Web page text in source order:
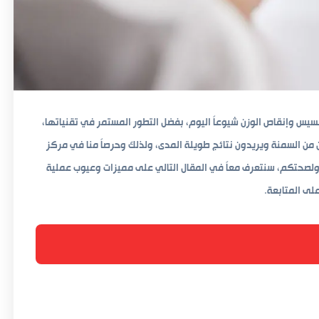
وإنقاص الوزن شيوعاً اليوم، بفضل التطور المستمر في تقنياتها،
من السمنة ويريدون نتائج طويلة المدى، ولذلك وحرصاً منا في مركز
سنتعرف معاً في المقال التالي على مميزات وعيوب عملية
المتابعة.